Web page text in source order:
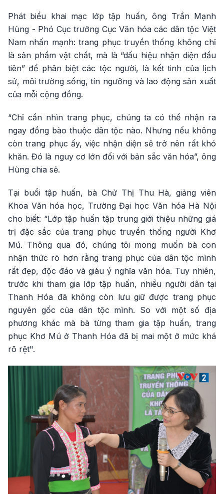
Phát biểu khai mạc lớp tập huấn, ông Trần Mạnh
Hùng - Phó Cục trưởng Cục Văn hóa các dân tộc Việt
Nam nhấn mạnh: trang phục truyền thống không chỉ
là sản phẩm vật chất, mà là “dấu hiệu nhận diện đầu
tiên” để phân biệt các tộc người, là kết tinh của lịch
sử, môi trường sống, tín ngưỡng và lao động sản xuất
của mỗi cộng đồng.
“Chỉ cần nhìn trang phục, chúng ta có thể nhận ra
ngay đồng bào thuộc dân tộc nào. Nhưng nếu không
còn trang phục ấy, việc nhận diện sẽ trở nên rất khó
khăn. Đó là nguy cơ lớn đối với bản sắc văn hóa”, ông
Hùng chia sẻ.
Tại buổi tập huấn, bà Chử Thị Thu Hà, giảng viên
Khoa Văn hóa học, Trường Đại học Văn hóa Hà Nội
cho biết: “Lớp tập huấn tập trung giới thiệu những giá
trị đặc sắc của trang phục truyền thống người Khơ
Mú. Thông qua đó, chúng tôi mong muốn bà con
nhận thức rõ hơn rằng trang phục của dân tộc mình
rất đẹp, độc đáo và giàu ý nghĩa văn hóa. Tuy nhiên,
trước khi tham gia lớp tập huấn, nhiều người dân tại
Thanh Hóa đã không còn lưu giữ được trang phục
nguyên gốc của dân tộc mình. So với một số địa
phương khác mà bà từng tham gia tập huấn, trang
phục Khơ Mú ở Thanh Hóa đã bị mai một ở mức khá
rõ rệt".